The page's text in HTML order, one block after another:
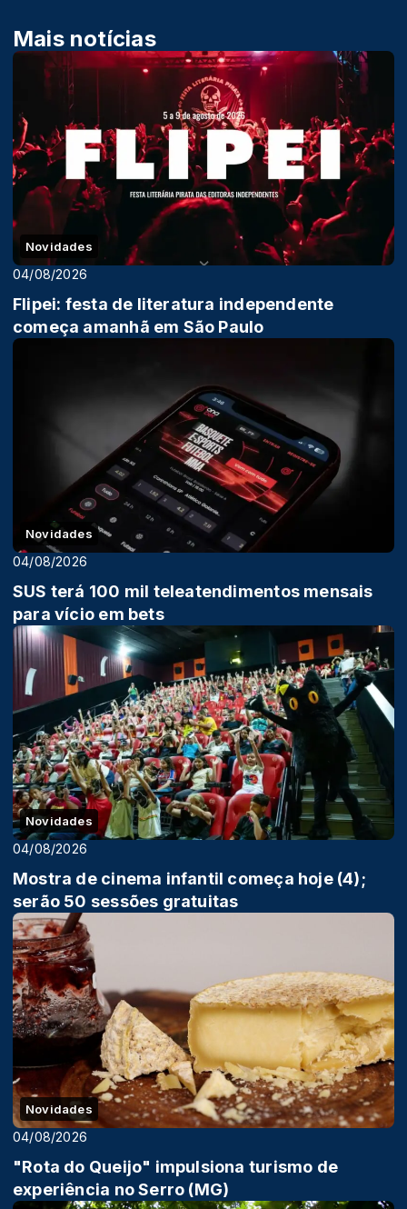
Mais notícias
Novidades
04/08/2026
Flipei: festa de literatura independente
começa amanhã em São Paulo
Novidades
04/08/2026
SUS terá 100 mil teleatendimentos mensais
para vício em bets
Novidades
04/08/2026
Mostra de cinema infantil começa hoje (4);
serão 50 sessões gratuitas
Novidades
04/08/2026
"Rota do Queijo" impulsiona turismo de
experiência no Serro (MG)